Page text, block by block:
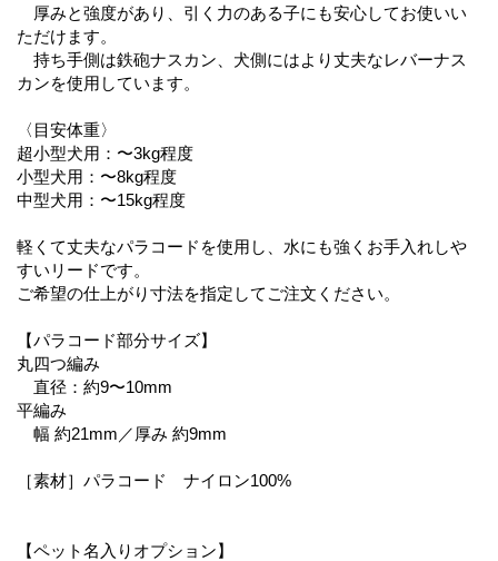
厚みと強度があり、引く力のある子にも安心してお使いい
ただけます。
持ち手側は鉄砲ナスカン、犬側にはより丈夫なレバーナス
カンを使用しています。
〈目安体重〉
超小型犬用：〜3kg程度
小型犬用：〜8kg程度
中型犬用：〜15kg程度
軽くて丈夫なパラコードを使用し、水にも強くお手入れしや
すいリードです。
ご希望の仕上がり寸法を指定してご注文ください。
【パラコード部分サイズ】
丸四つ編み
直径：約9〜10mm
平編み
幅 約21mm／厚み 約9mm
［素材］パラコード ナイロン100%
【ペット名入りオプション】